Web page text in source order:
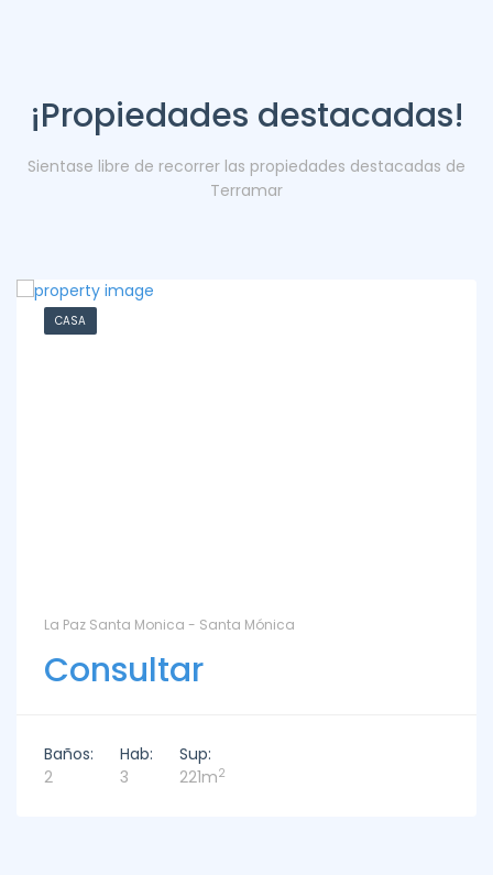
¡Propiedades destacadas!
Sientase libre de recorrer las propiedades destacadas de
Terramar
CASA
La Paz Santa Monica - Santa Mónica
Consultar
Baños:
2
Hab:
3
Sup:
221m2